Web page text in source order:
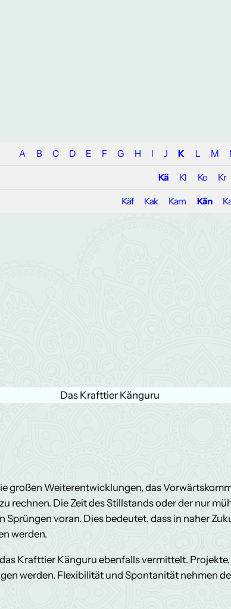
A B C D E F G H I J K L M
Kä Kl Ko Kr
Käf Kak Kam Kän
Das Krafttier Känguru
großen Weiterentwicklungen, das
rechnen. Die Zeit des Stillstands oder der nur
Sprüngen voran. Dies bedeutet, dass in naher
werden.
Krafttier Känguru ebenfalls vermittelt.
werden. Flexibilität und Spontanität nehmen